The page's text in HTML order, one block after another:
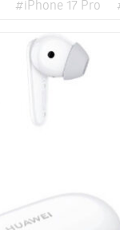
#iPhone 17 Pro